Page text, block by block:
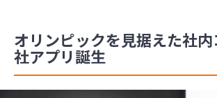
オリンピックを見据えた社
社アプリ誕生